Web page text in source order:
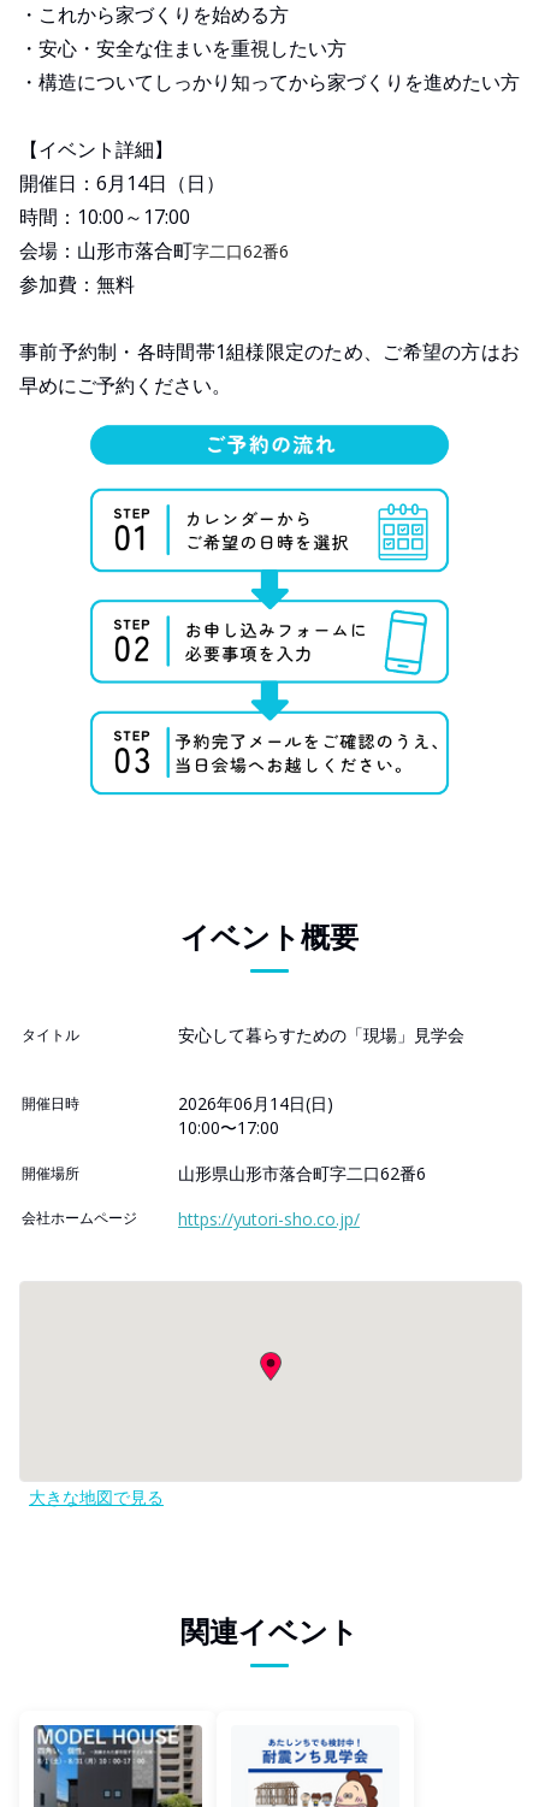
・これから家づくりを始める方
・安心・安全な住まいを重視したい方
・構造についてしっかり知ってから家づくりを進めたい方
【イベント詳細】
開催日：6月14日（日）
時間：10:00～17:00
会場：山形市落合町字二口62番6
参加費：無料
事前予約制・各時間帯1組様限定のため、ご希望の方はお
早めにご予約ください。
イベント概要
タイトル 安心して暮らすための「現場」見学会
開催日時
2026年06月14日(日)
10:00〜17:00
開催場所 山形県山形市落合町字二口62番6
会社ホームページ https://yutori-sho.co.jp/
大きな地図で見る
関連イベント